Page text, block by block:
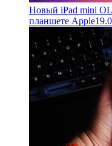
Новый iPad mini
планшете Apple